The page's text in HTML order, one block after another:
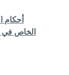
أحكام
الخاص في